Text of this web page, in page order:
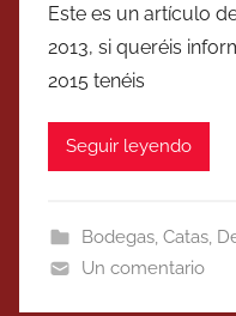
Este es un artículo
2013, si queréis
2015 tenéis
Seguir leyendo
Bodegas, Catas,
Un comentario